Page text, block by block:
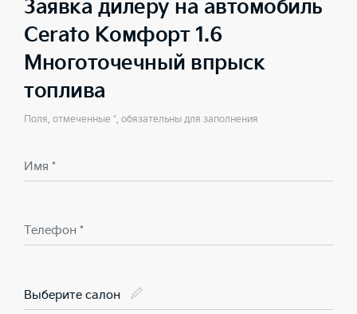
Заявка дилеру на автомобиль
Cerato Комфорт 1.6
Многоточечный впрыск
топлива
Поля, отмеченные *, обязательны для заполнения
Имя *
Телефон *
Выберите салон